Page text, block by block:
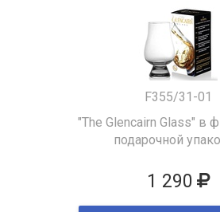
F355/31-01
"The Glencairn Glass" в
подарочной
1 290